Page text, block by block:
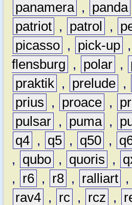
panamera , panda
patriot , patrol ,
picasso , pick-up ,
flensburg
, polar ,
praktik , prelude ,
prius
, proace ,
pulsar , puma ,
q4 , q5 , q50 ,
,
qubo , quoris ,
,
r6 , r8 , ralliart ,
rav4 , rc , rcz ,